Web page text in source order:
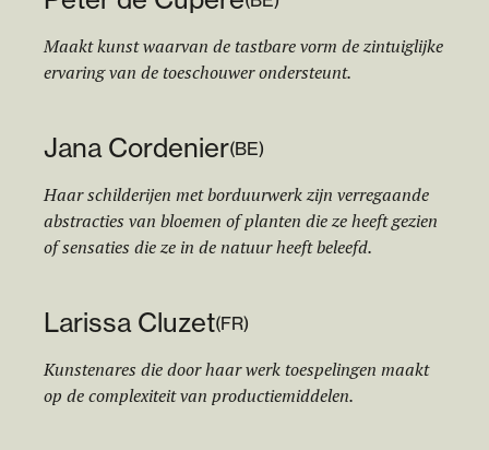
Maakt kunst waarvan de tastbare vorm de zintuiglijke
ervaring van de toeschouwer ondersteunt.
Jana Cordenier(BE)
Haar schilderijen met borduurwerk zijn verregaande
abstracties van bloemen of planten die ze heeft gezien
of sensaties die ze in de natuur heeft beleefd.
Larissa Cluzet(FR)
Kunstenares die door haar werk toespelingen maakt
op de complexiteit van productiemiddelen.